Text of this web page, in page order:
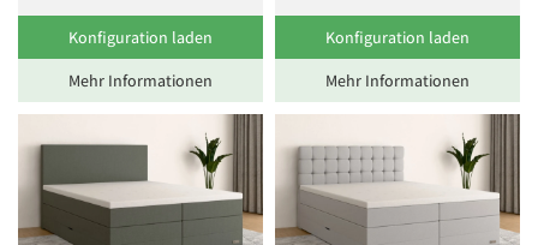
Konfiguration laden
Mehr Informationen
Konfiguration laden
Mehr Informationen